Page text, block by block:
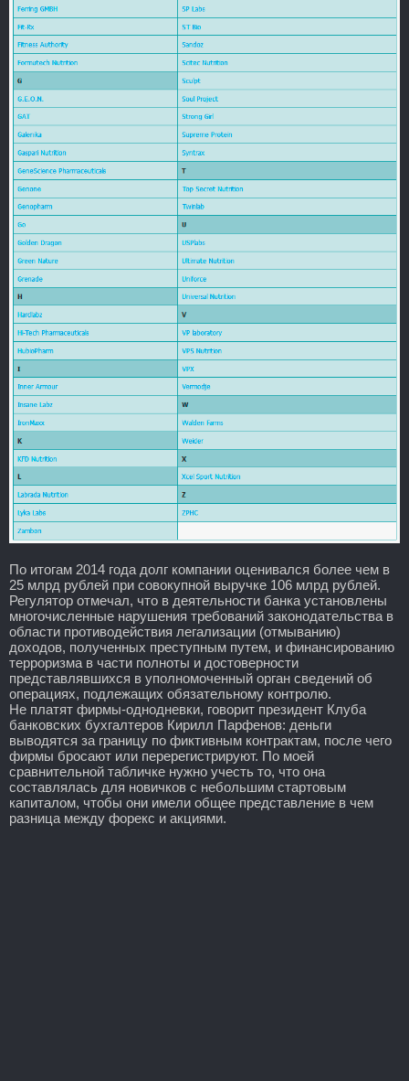
По итогам 2014 года долг компании оценивался более чем в
25 млрд рублей при совокупной выручке 106 млрд рублей.
Регулятор отмечал, что в деятельности банка установлены
многочисленные нарушения требований законодательства в
области противодействия легализации (отмыванию)
доходов, полученных преступным путем, и финансированию
терроризма в части полноты и достоверности
представлявшихся в уполномоченный орган сведений об
операциях, подлежащих обязательному контролю.
Не платят фирмы-однодневки, говорит президент Клуба
банковских бухгалтеров Кирилл Парфенов: деньги
выводятся за границу по фиктивным контрактам, после чего
фирмы бросают или перерегистрируют. По моей
сравнительной табличке нужно учесть то, что она
составлялась для новичков с небольшим стартовым
капиталом, чтобы они имели общее представление в чем
разница между форекс и акциями.